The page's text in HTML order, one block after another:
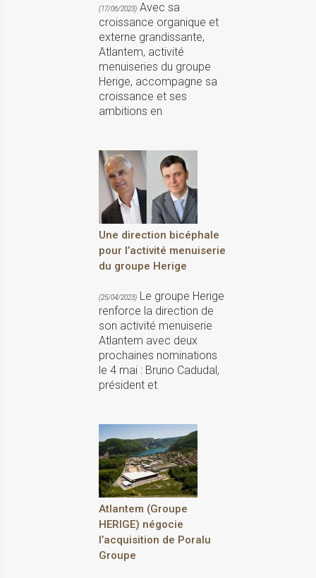
(17/06/2023) Avec sa
croissance organique et
externe grandissante,
Atlantem, activité
menuiseries du groupe
Herige, accompagne sa
croissance et ses
ambitions en
Une direction bicéphale
pour l’activité menuiserie
du groupe Herige
(25/04/2023) Le groupe Herige
renforce la direction de
son activité menuiserie
Atlantem avec deux
prochaines nominations
le 4 mai : Bruno Cadudal,
président et
Atlantem (Groupe
HERIGE) négocie
l’acquisition de Poralu
Groupe